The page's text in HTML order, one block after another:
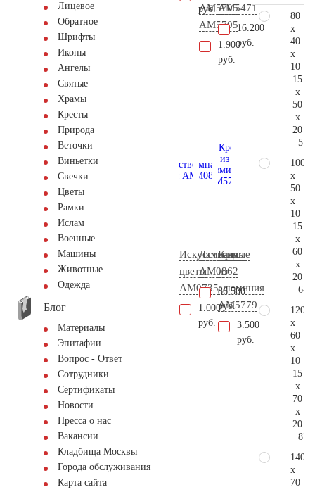
Лицевое
Обратное
Шрифты
Иконы
Ангелы
Святые
Храмы
Кресты
Природа
Веточки
Виньетки
Свечки
Цветы
Рамки
Ислам
Военные
Машины
Животные
Одежда
Блог
Материалы
Эпитафии
Вопрос - Ответ
Сотрудники
Сертификаты
Новости
Пресса о нас
Вакансии
Кладбища Москвы
Города обслуживания
Карта сайта
руб.
АМ5705
AM5705
1.900
руб.
АМ5471
16.200
руб.
Искусственные
цветы
AM0735
1.000
руб.
Лампада
AM0862
86.500
руб.
Крест
из
алюминия
AM5779
3.500
руб.
80
x
40
x
10
15
x
50
x
20
100
x
50
x
10
15
x
60
x
20
120
x
60
x
10
15
x
70
x
20
140
x
70